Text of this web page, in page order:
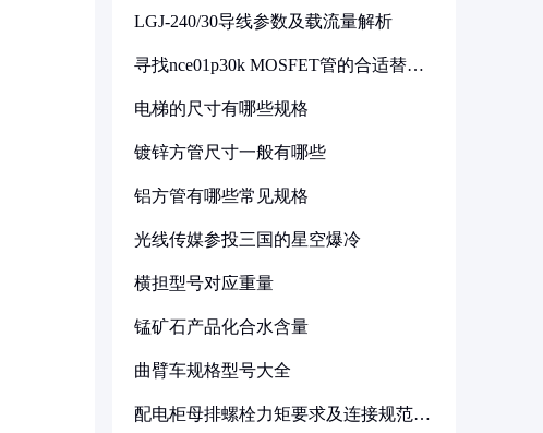
LGJ-240/30导线参数及载流量解析
寻找nce01p30k MOSFET管的合适替代
电梯的尺寸有哪些规格
镀锌方管尺寸一般有哪些
铝方管有哪些常见规格
光线传媒参投三国的星空爆冷
横担型号对应重量
锰矿石产品化合水含量
曲臂车规格型号大全
配电柜母排螺栓力矩要求及连接规范详